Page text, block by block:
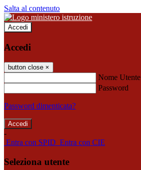
Salta al contenuto
Accedi
Accedi
button close ×
Nome Utente
Password
Password dimenticata?
-
Entra con SPID Entra con CIE
Seleziona utente